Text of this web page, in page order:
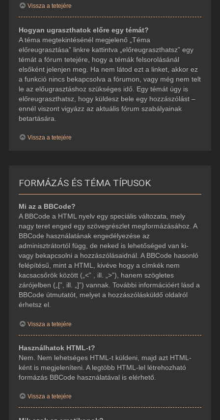
Vissza a tetejére
Hogyan ugraszthatok előre egy témát?
A téma megtekintésénél megjelenő „Téma
előreugrasztása” linkre kattintva „előreugraszthatsz” egy
témát a fórum tetejére, hogy a témák felsorolásánál
elsőként jelenjen meg. Ha nem látod ezt a linket, akkor ez
a funkció nincs bekapcsolva a fórumon, vagy még nem telt
le az előugrasztáshoz szükséges idő. Egy témát úgy is
előreugraszthatsz, hogy küldesz bele egy hozzászólást –
ennél viszont vigyázz az aktuális fórum szabályainak
betartására.
Vissza a tetejére
FORMÁZÁS ÉS TÉMA TÍPUSOK
Mi az a BBCode?
A BBCode a HTML nyelv egy speciális változata, mely
nagy teret enged egy szövegrészlet megformázásához. A
BBCode használatának engedélyezése az
adminisztrátortól függ, de neked is lehetőséged van ki-
vagy bekapcsolni a hozzászólásaidnál. A BBCode hasonló
felépítésű, mint a HTML, kivéve hogy a címkék nem
kacsacsőrök között („<” , ill. „>”), hanem szögletes
zárójelben („[”, ill. „]”) vannak. További információért lásd a
BBCode útmutatót, melyet a hozzászólásküldő oldalról
érhetsz el.
Vissza a tetejére
Használhatok HTML-t?
Nem. Nem lehetséges HTML-t küldeni, majd azt HTML-
ként is megjeleníteni. A legtöbb HTML-lel létrehozható
formázás BBCode használatával is elérhető.
Vissza a tetejére